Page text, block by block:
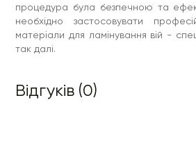
процедура була безпечною та
необхідно застосовувати
матеріали для ламінування вій -
так далі.
Відгуків (0)